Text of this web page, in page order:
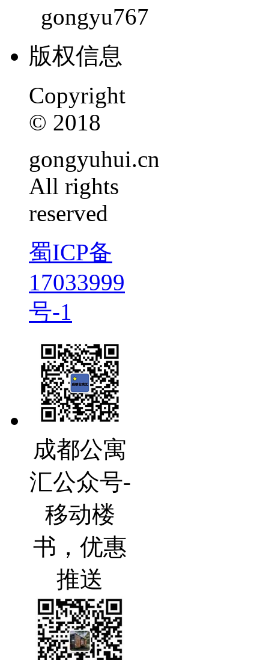
gongyu767
版权信息
Copyright
© 2018
gongyuhui.cn
All rights
reserved
蜀ICP备
17033999
号-1
成都公寓
汇公众号-
移动楼
书，优惠
推送